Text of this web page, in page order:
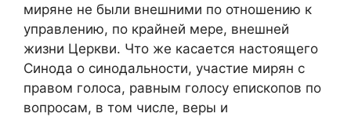
миряне не были внешними по отношению к
управлению, по крайней мере, внешней
жизни Церкви. Что же касается настоящего
Синода о синодальности, участие мирян с
правом голоса, равным голосу епископов по
вопросам, в том числе, веры и